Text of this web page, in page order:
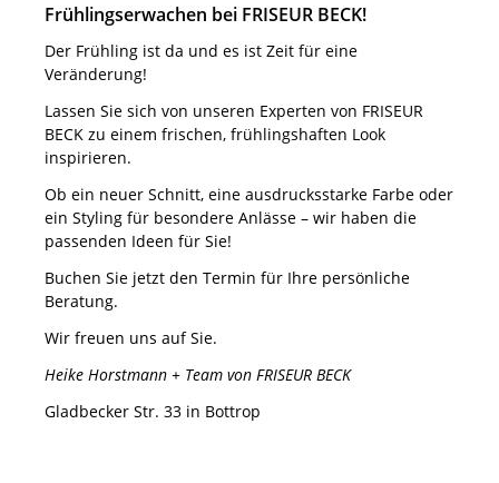
Frühlingserwachen bei FRISEUR BECK!
Der Frühling ist da und es ist Zeit für eine
Veränderung!
Lassen Sie sich von unseren Experten von FRISEUR
BECK zu einem frischen, frühlingshaften Look
inspirieren.
Ob ein neuer Schnitt, eine ausdrucksstarke Farbe oder
ein Styling für besondere Anlässe – wir haben die
passenden Ideen für Sie!
Buchen Sie jetzt den Termin für Ihre persönliche
Beratung.
Wir freuen uns auf Sie.
Heike Horstmann + Team von FRISEUR BECK
Gladbecker Str. 33 in Bottrop